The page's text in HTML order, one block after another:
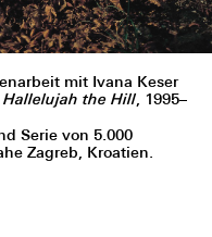
mit Ivana Keser
the Hill, 1995–
Serie von 5.000
Zagreb, Kroatien.